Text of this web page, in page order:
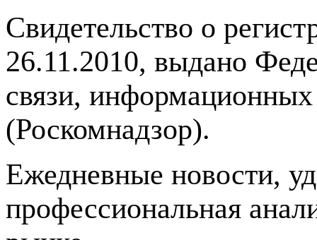
Свидетельство о
26.11.2010, выдано
связи,
(Роскомнадзор).
Ежедневные новости,
профессиональная